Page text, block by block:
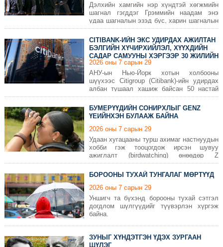
Дэлхийн хамгийн нэр хүндтэй хөгжмийн
шагнал гэгддэг Грэммийн наадам энэ
удаа шагналын эзэд бус, харин шагналын
тогтолцоотой холбоотой маргаанаараа
олны анхаарлыг татлаа.
CITIBANK-ИЙН ЭКС УДИРДАХ АЖИЛТАН
БЭЛГИЙН ХҮЧИРХИЙЛЭЛ, ХҮҮХДИЙН
САДАР САМУУНЫ ХЭРГЭЭР 30 ЖИЛИЙН
ЯЛ СОНСЛОО
2026 оны 7 сарын 29
АНУ-ын Нью-Йорк хотын холбооны
шүүхээс Citigroup (Citibank)-ийн удирдах
албан тушаал хашиж байсан 50 настай
Эдвард Жин Смитэд бэлгийн
хүчирхийлэл, хүүхдийн бэлгийн
хүчирхийллийн дүрс бичлэг хадгалсан,
мөрдөн шалгах ажиллагаанд саад
учруулсан зэрэг гэмт хэрэгт 30 жилийн
хорих ял оноолоо.
БУМЕРҮҮДИЙН СОНИРХЛЫГ GENZ
ҮЕИЙНХЭН БУЛААЖ БАЙНА
2026 оны 7 сарын 29
Удаан хугацааны турш ахимаг настнуудын
хобби гэж тооцогдож ирсэн шувуу
ажиглалт (birdwatching) өнөөдөр Z
үеийнхний дунд хамгийн эрчимтэй өсөж
буй сонирхлуудын нэг болжээ.
БОРООНЫ ТУХАЙ ТУНГАЛАГ МӨРТҮҮД
2026 оны 7 сарын 29
Уншигч та бүхэнд борооны тухай сэтгэл
догдлом шүлгүүдийг түүвэрлэн хүргэж
байна.
ЗУНЫГ ХҮНДЭТГЭН ҮДЭХ ЗУРГААН
ШҮЛЭГ